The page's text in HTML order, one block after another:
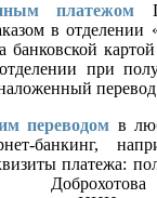
платежом
в отделении
банковской
при
перевод
переводом в
банкинг,
платежа: